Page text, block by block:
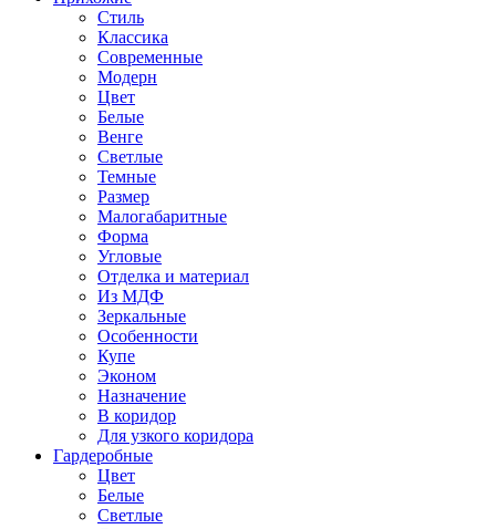
Стиль
Классика
Современные
Модерн
Цвет
Белые
Венге
Светлые
Темные
Размер
Малогабаритные
Форма
Угловые
Отделка и материал
Из МДФ
Зеркальные
Особенности
Купе
Эконом
Назначение
В коридор
Для узкого коридора
Гардеробные
Цвет
Белые
Светлые